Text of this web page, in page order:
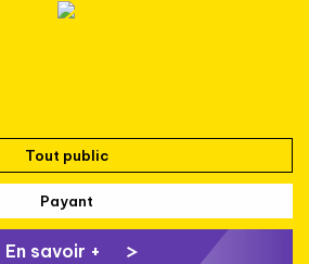
Tout public
Payant
En savoir +